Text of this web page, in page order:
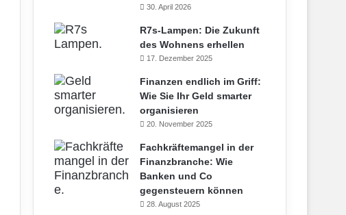
30. April 2026
R7s-Lampen: Die Zukunft
des Wohnens erhellen
17. Dezember 2025
Finanzen endlich im Griff:
Wie Sie Ihr Geld smarter
organisieren
20. November 2025
Fachkräftemangel in der
Finanzbranche: Wie
Banken und Co
gegensteuern können
28. August 2025